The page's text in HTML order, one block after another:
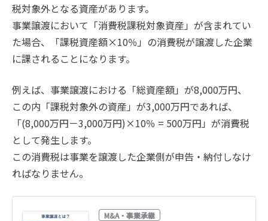
税対象外となる資産があります。
事業譲渡において「消費税課税対象資産」が含まれてい
た場合、「課税資産額×10％」の消費税が譲渡した企業
に課されることになります。
例えば、事業譲渡における「総資産額」が8,000万円、
この内「課税対象外の資産」が3,000万円であれば、
「(8,000万円－3,000万円)×10％ = 500万円」が消費税
として発生します。
この消費税は事業を譲渡した企業側が申告・納付しなけ
ればなりません。
M&A・事業承継